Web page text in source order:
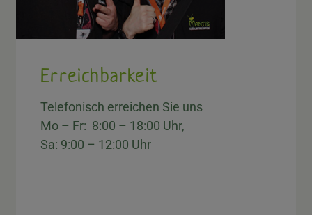
Erreichbarkeit
Telefonisch erreichen Sie uns
Mo – Fr: 8:00 – 18:00 Uhr,
Sa: 9:00 – 12:00 Uhr